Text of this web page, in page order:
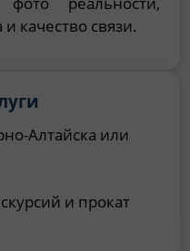
качество связи.
Алтайска или
и прокат